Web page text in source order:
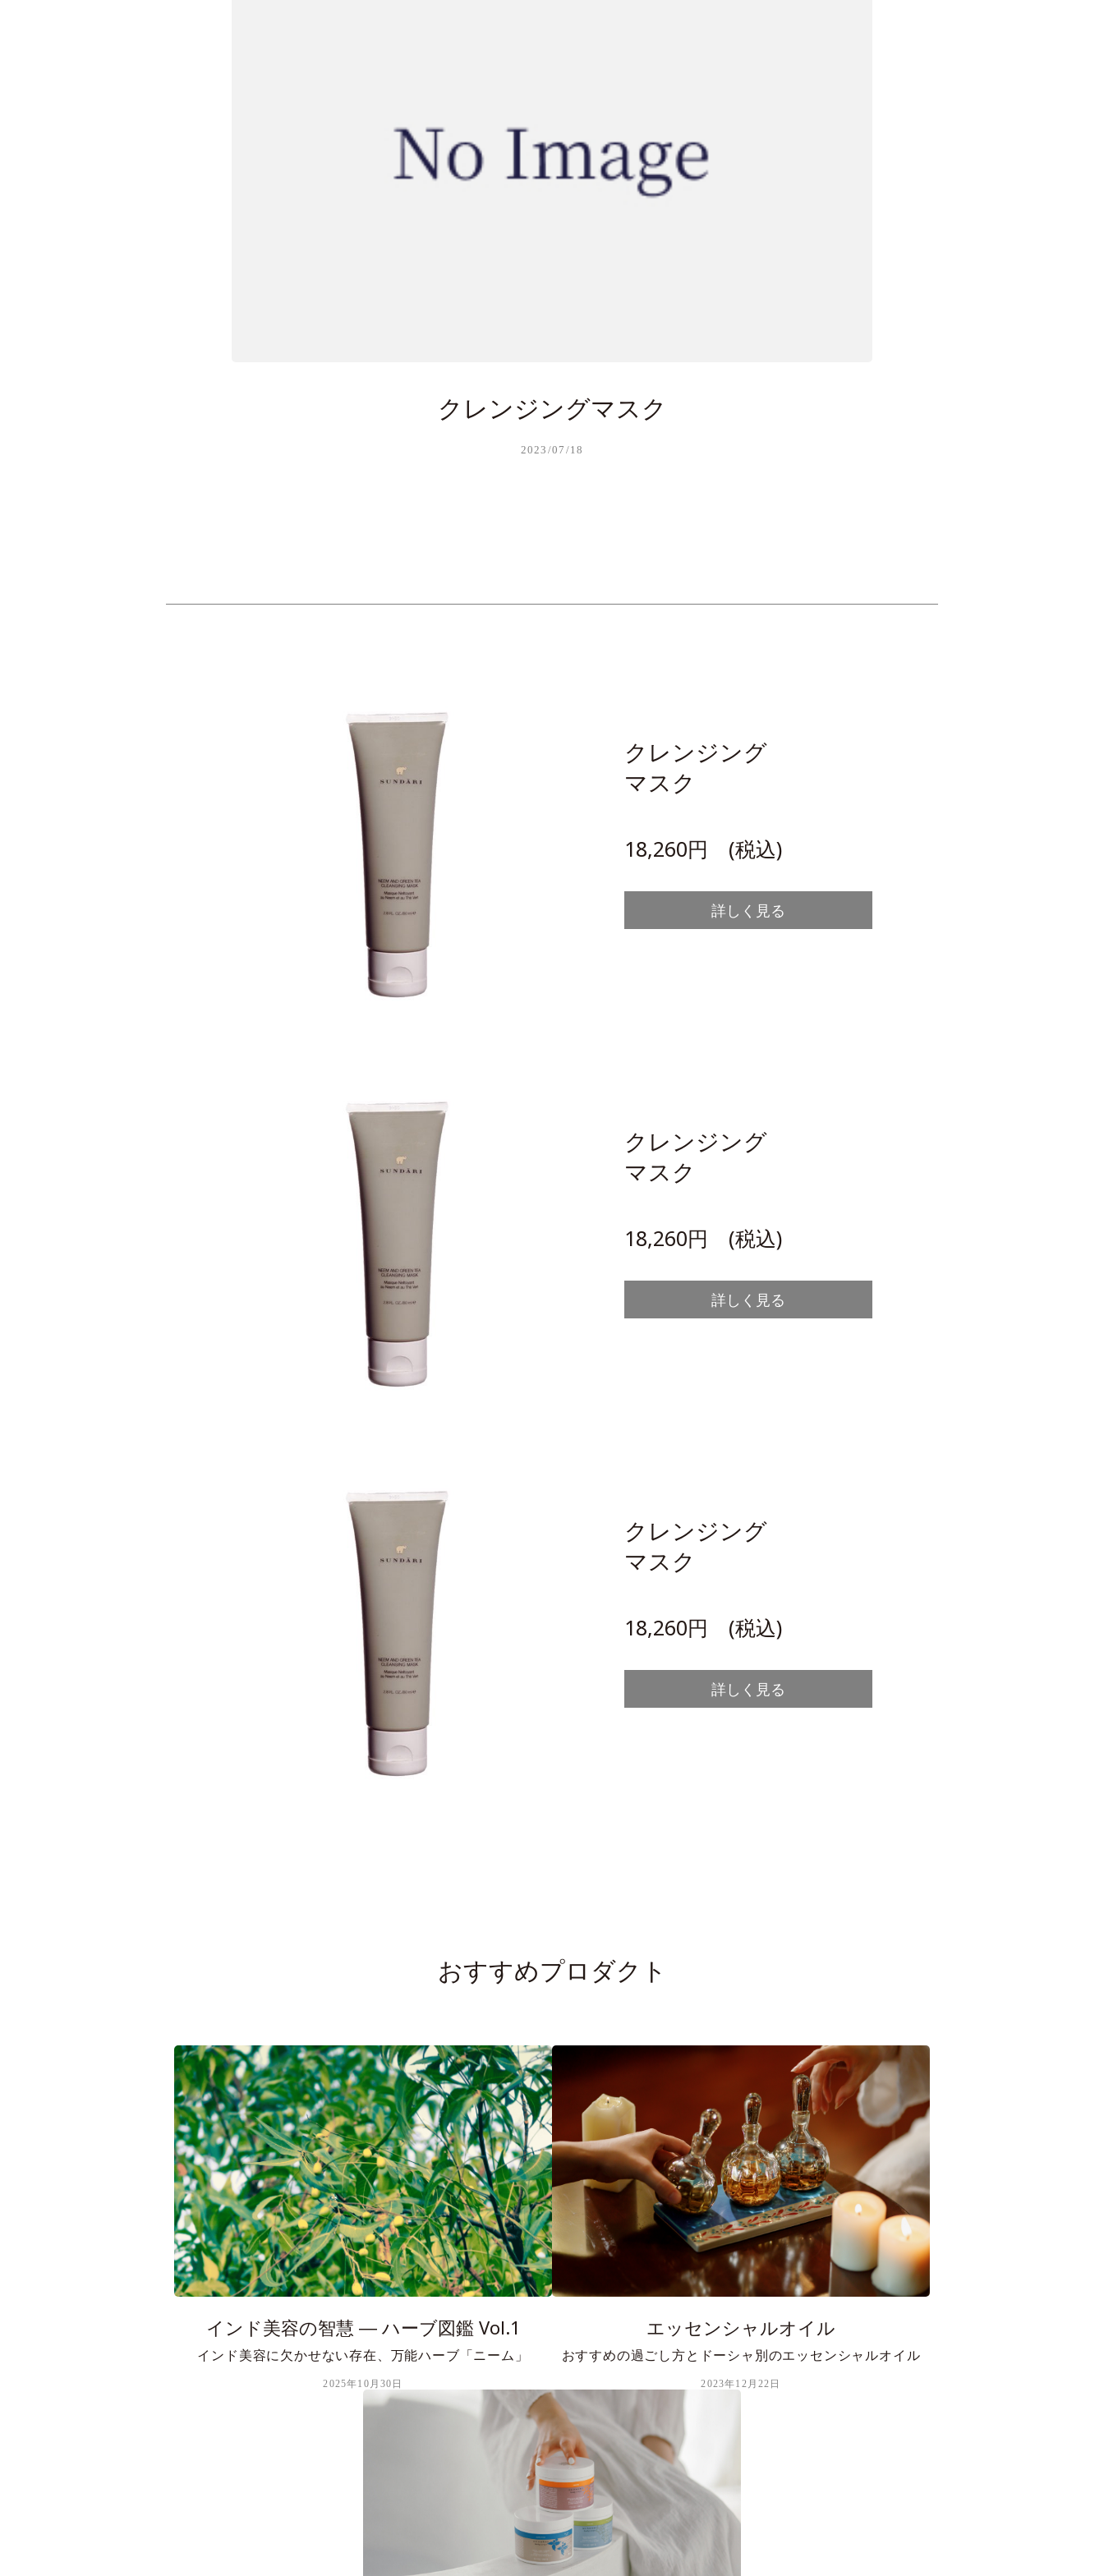
クレンジングマスク
2023/07/18
クレンジング
マスク
18,260円 (税込)
詳しく見る
クレンジング
マスク
18,260円 (税込)
詳しく見る
クレンジング
マスク
18,260円 (税込)
詳しく見る
おすすめプロダクト
インド美容の智慧 ― ハーブ図鑑 Vol.1
インド美容に欠かせない存在、万能ハーブ「ニーム」
2025年10月30日
エッセンシャルオイル
おすすめの過ごし方とドーシャ別のエッセンシャルオイル
2023年12月22日